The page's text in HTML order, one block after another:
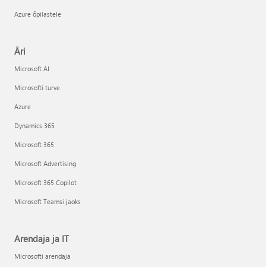
Azure õpilastele
Äri
Microsoft AI
Microsofti turve
Azure
Dynamics 365
Microsoft 365
Microsoft Advertising
Microsoft 365 Copilot
Microsoft Teamsi jaoks
Arendaja ja IT
Microsofti arendaja